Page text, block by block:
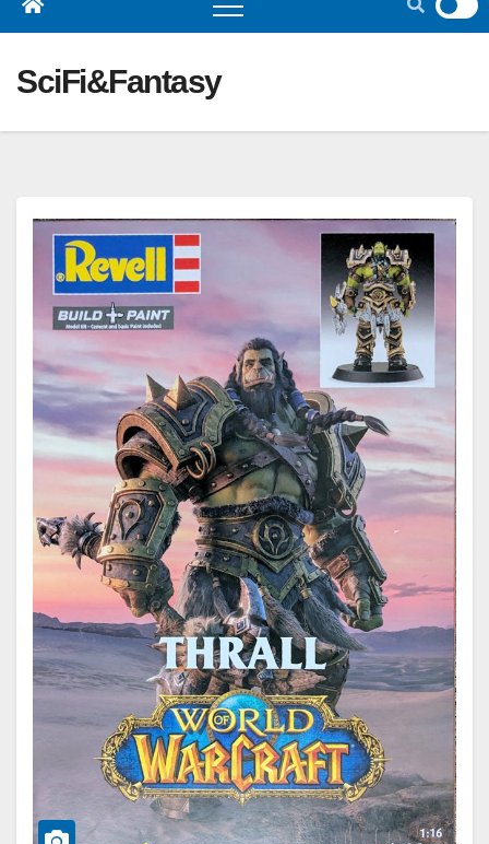
SciFi&Fantasy